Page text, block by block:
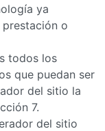
ya
o
todos los
que puedan ser
del sitio la
7.
del sitio